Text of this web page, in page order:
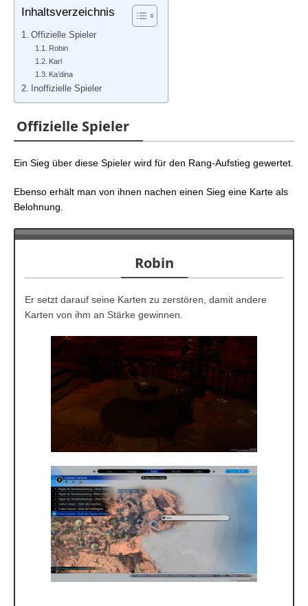
FFVII Rebirth: Blut der Königin – Die Spieler:
FFVII Rebirth: Blut der Königin – Die Spieler:
Nibelheim
FFVII Rebirth: Blut der Königin – Die Spieler: Finale
Spieler
FFVII Rebirth: Blut der Königin – Karneval der
FFVII Rebirth: Blut der Königin – Spezielle Partien
(Gold Saucer)
Inhaltsverzeichnis
Offizielle Spieler
Robin
Karl
Ka’dina
Inoffizielle Spieler
Offizielle Spieler
Ein Sieg über diese Spieler wird für den Rang-Aufstieg gewertet.
Ebenso erhält man von ihnen nachen einen Sieg eine Karte als
Belohnung.
Robin
Er setzt darauf seine Karten zu zerstören, damit andere
Karten von ihm an Stärke gewinnen.